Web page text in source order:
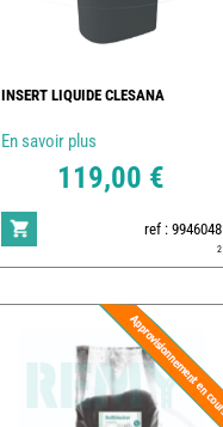
INSERT LIQUIDE CLESANA
En savoir plus
119,00 €
ref : 9946048
2